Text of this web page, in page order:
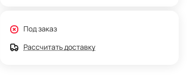
Под заказ
Рассчитать доставку